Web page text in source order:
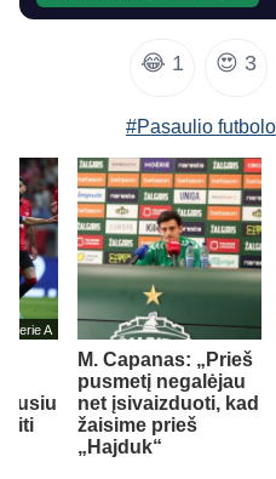
😂 1 😍 3
#Pasaulio
Serie A
M. Capanas: „Prieš
pusmetį negalėjau
net įsivaizduoti, kad
žaisime prieš
„Hajduk“